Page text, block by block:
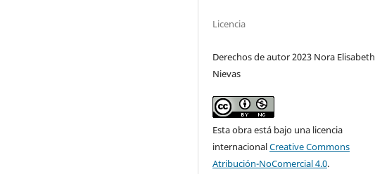
Licencia
Derechos de autor 2023 Nora Elisabeth
Nievas
Esta obra está bajo una licencia
internacionalCreative Commons
Atribución-NoComercial 4.0.